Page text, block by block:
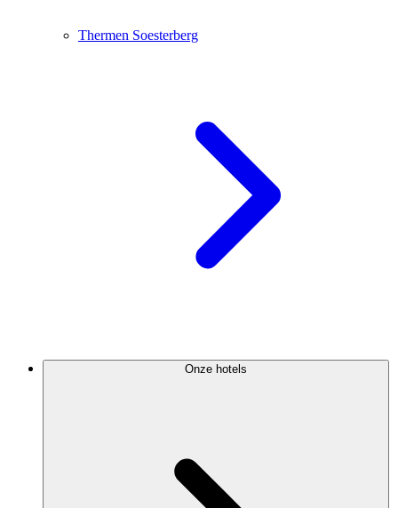
Thermen Soesterberg
Onze hotels